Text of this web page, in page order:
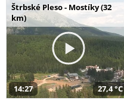
Štrbské Pleso - Mostíky (32
km)
14:27 27,4 °C